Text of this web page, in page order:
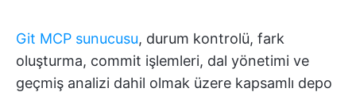
Git MCP sunucusu, durum kontrolü, fark
oluşturma, commit işlemleri, dal yönetimi ve
geçmiş analizi dahil olmak üzere kapsamlı depo